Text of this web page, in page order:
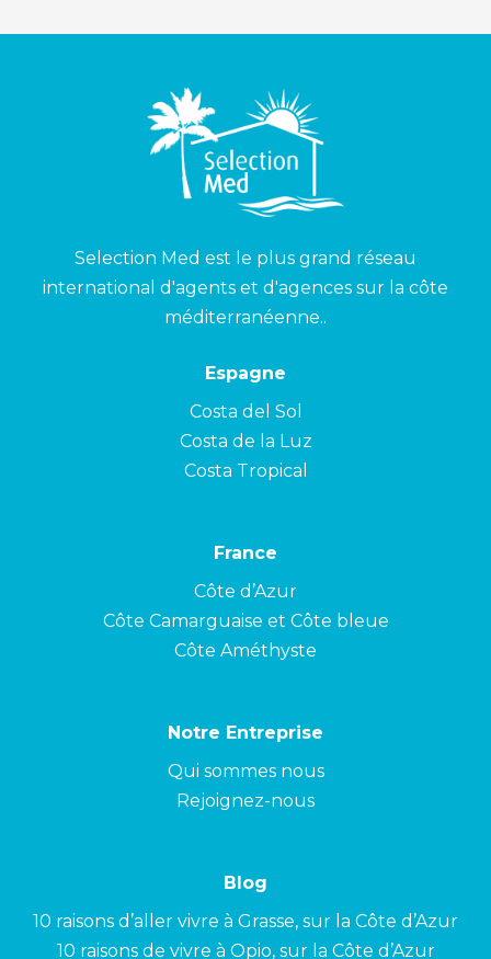
Selection Med est le plus grand réseau
international d'agents et d'agences sur la côte
méditerranéenne..
Espagne
Costa del Sol
Costa de la Luz
Costa Tropical
France
Côte d’Azur
Côte Camarguaise et Côte bleue
Côte Améthyste
Notre Entreprise
Qui sommes nous
Rejoignez-nous
Blog
10 raisons d’aller vivre à Grasse, sur la Côte d’Azur
10 raisons de vivre à Opio, sur la Côte d’Azur